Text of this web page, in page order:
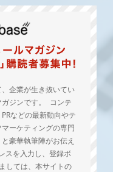
企業が生き抜いてい
ガジンです。 コンテ
などの最新動向やテ
ーケティングの専門
豪華執筆陣がお伝え
スを入力し、登録ボ
しては、本サイトの